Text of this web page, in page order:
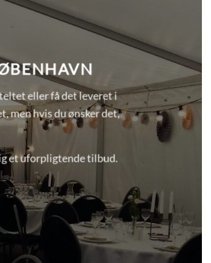
eller få det leveret i
men hvis du ønsker det,
et uforpligtende tilbud.